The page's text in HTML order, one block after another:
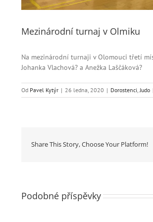
Mezinárodní turnaj v Olmiku
Na mezinárodní turnaji v Olomouci třetí
Johanka Vlachová? a Anežka Laščáková?
Od Pavel Kytýr | 26 ledna, 2020 | Dorostenci Judo
Share This Story, Choose Your Platform!
Podobné příspěvky